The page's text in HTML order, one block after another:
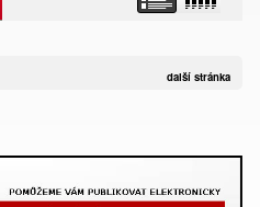
další stránka